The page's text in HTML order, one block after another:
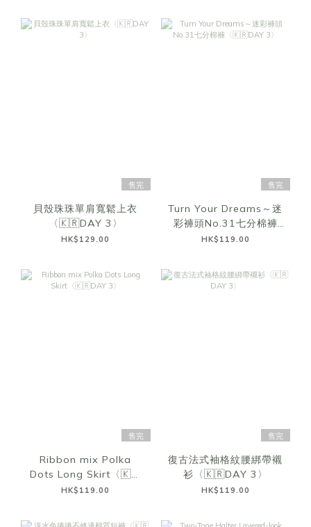
售完
貝殼珠珠單肩寬鬆上衣
〈🇰🇷DAY 3〉
HK$129.00
售完
Turn Your Dreams～迷
彩褲頭No.31七分棉褲
〈🇰🇷DAY 3〉
HK$119.00
售完
Ribbon mix Polka
Dots Long Skirt〈🇰🇷
DAY 3〉
HK$119.00
售完
復古法式袖格紋腰綁帶襯
衫〈🇰🇷DAY 3〉
HK$119.00